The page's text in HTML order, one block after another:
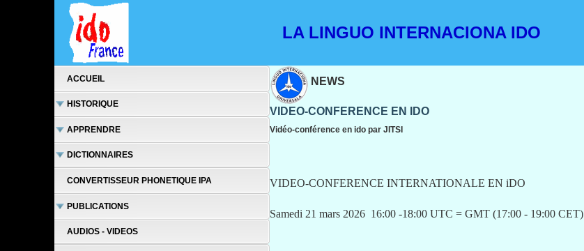
LA LINGUO INTERNACIONA IDO
ACCUEIL
HISTORIQUE
APPRENDRE
DICTIONNAIRES
CONVERTISSEUR PHONETIQUE IPA
PUBLICATIONS
AUDIOS - VIDEOS
NEWS
VIDEO-CONFERENCE EN IDO
Vidéo-conférence en ido par JITSI
VIDEO-CONFERENCE INTERNATIONALE EN iDO
Samedi 21 mars 2026 16:00 -18:00 UTC = GMT (17:00 - 19:00 CET)